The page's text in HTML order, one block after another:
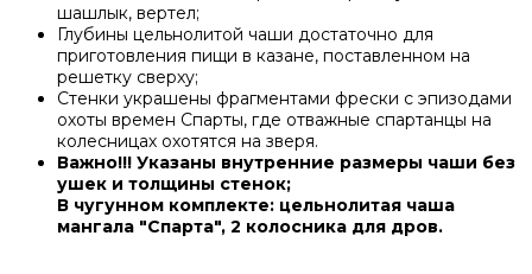
шашлык, вертел;
Глубины цельнолитой чаши достаточно для
приготовления пищи в казане, поставленном на
решетку сверху;
Стенки украшены фрагментами фрески с эпизодами
охоты времен Спарты, где отважные спартанцы на
колесницах охотятся на зверя.
Важно!!! Указаны внутренние размеры чаши без
ушек и толщины стенок;
В чугунном комплекте: цельнолитая чаша
мангала "Спарта", 2 колосника для дров.